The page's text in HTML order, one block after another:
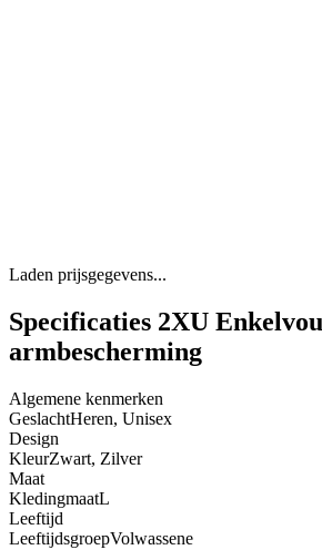
Laden prijsgegevens...
Specificaties 2XU
armbescherming
Algemene kenmerken
GeslachtHeren, Unisex
Design
KleurZwart, Zilver
Maat
KledingmaatL
Leeftijd
LeeftijdsgroepVolwassene